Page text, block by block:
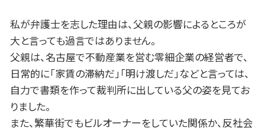
借金 利子
安城市 債務整理 相談
岡崎市 不動産 相談
安城市 B型肝炎
安城市 交通事故 相談
名古屋市 B型肝炎
豊田市 交通事故 相談
岡崎市 離婚 相談
私が弁護士を志した理由は、父親の影響によるところが
大と言っても過言ではありません。
父親は、名古屋で不動産業を営む零細企業の経営者で、
日常的に「家賃の滞納だ」「明け渡しだ」などと言っては、
自力で書類を作って裁判所に出している父の姿を見てお
りました。
また、繁華街でもビルオーナーをしていた関係か、反社会